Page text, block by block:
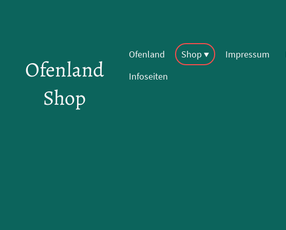
Ofenland
Shop
Ofenland Shop Impressum
Infoseiten